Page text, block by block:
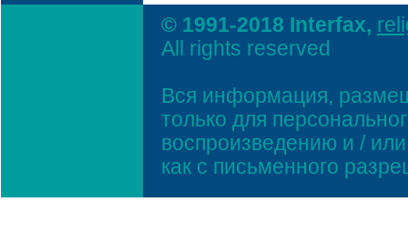
© 1991-2018 Interfax,
All rights reserved
Вся информация,
только для
воспроизведению и /
как с письменного